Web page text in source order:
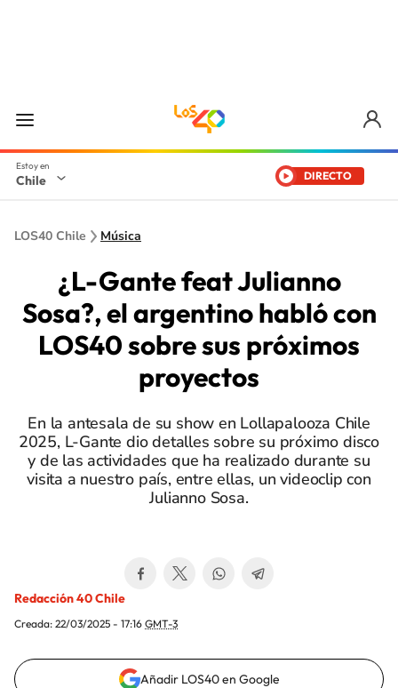
Chile DIRECTO
LOS40 Chile Música
¿L-Gante feat Julianno
Sosa?, el argentino habló con
LOS40 sobre sus próximos
proyectos
En la antesala de su show en Lollapalooza Chile
2025, L-Gante dio detalles sobre su próximo disco
y de las actividades que ha realizado durante su
visita a nuestro país, entre ellas, un videoclip con
Julianno Sosa.
Redacción 40 Chile
Creada: 22/03/2025 - 17:16 GMT-3
Añadir LOS40 en Google